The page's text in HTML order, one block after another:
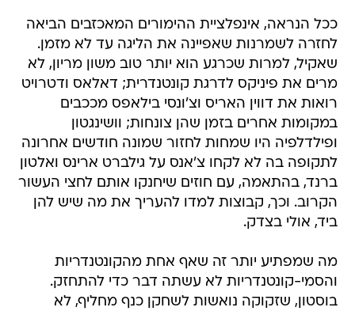
ככל הנראה, אינפלציית ההימורים המאכזבים הביאה
לחזרה לשמרנות שאפיינה את הליגה עד לא מזמן.
שאקיל, למרות שכרגע הוא יותר טוב משון מריון, לא
מרים את פיניקס לדרגת קונטנדרית; דאלאס ודטרויט
רואות את דווין האריס וצ'ונסי בילאפס מככבים
במקומות אחרים בזמן שהן צונחות; וושינגטון
ופילדלפיה היו שמחות לחזור שמונה חודשים אחרונה
לתקופה בה לא לקחו צ'אנס על גילברט ארינס ואלטון
ברנד, בהתאמה, עם חוזים שיחנקו אותם לחצי העשור
הקרוב. וכך, קבוצות למדו להעריך את מה שיש להן
ביד, אולי בצדק.
מה שמפתיע יותר זה שאף אחת מהקונטנדריות
והסמי-קונטנדריות לא עשתה דבר כדי להתחזק.
בוסטון, שזקוקה נואשות לשחקן כנף מחליף, לא